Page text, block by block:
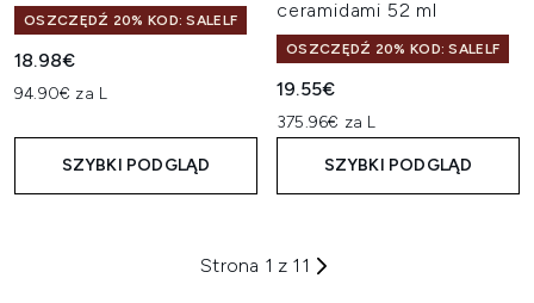
OSZCZĘDŹ 20% KOD: SALELF
18.98€
94.90€ za L
SZYBKI PODGLĄD
ceramidami 52 ml
OSZCZĘDŹ 20% KOD: SALELF
19.55€
375.96€ za L
SZYBKI PODGLĄD
Strona 1 z 11